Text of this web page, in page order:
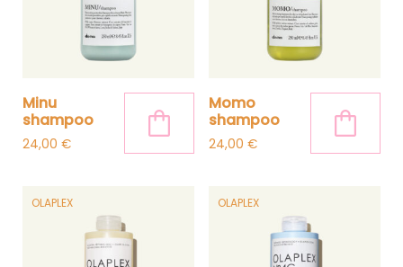
minu
shampoo
24,00 €
momo
shampoo
24,00 €
OLAPLEX OLAPLEX